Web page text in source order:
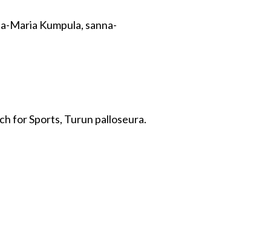
Maria Kumpula, sanna-
for Sports, Turun palloseura.